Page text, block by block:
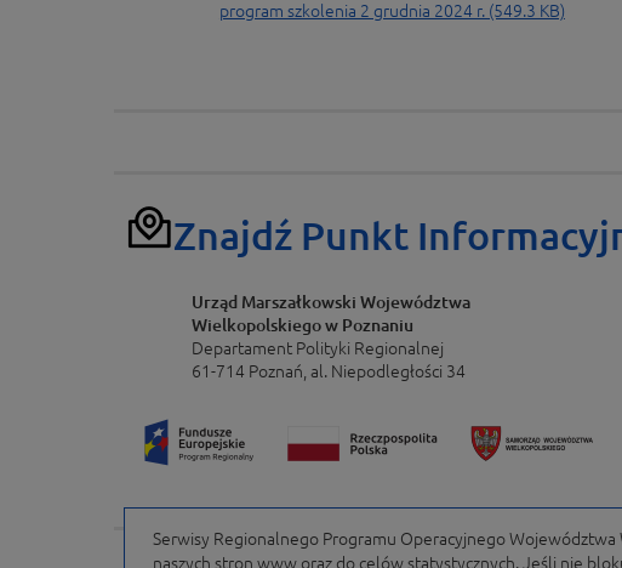
program szkolenia 2 grudnia 2024 r. (549.3 KB)
Znajdź Punkt
Urząd Marszałkowski Województwa
Wielkopolskiego w Poznaniu
Departament Polityki Regionalnej
61-714 Poznań, al. Niepodległości 34
Serwisy Regionalnego Programu Operacyjnego
naszych stron www oraz do celów statystycznych. Jeśli nie